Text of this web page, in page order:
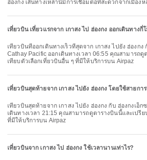
ฮ่องกง เส้นทางเหล่านี้มีการเชื่อมต่อที่สะดวกจากเมืองห
เที่ยวบิน เที่ยวแรกจาก เกาสง ไป ฮ่องกง ออกเดินทางกี่
เที่ยวบินที่ออกเดินทางเร็วที่สุดจาก เกาสง ไปยัง ฮ่องกง กับ คาเธ่ย์แปซิฟิค /
Cathay Pacific ออกเดินทางเวลา 06:55 คุณสามารถดู
เทียบตัวเลือกเที่ยวบินอื่น ๆ ที่มีให้บริการบน Airpaz
เที่ยวบินสุดท้ายจาก เกาสง ไปยัง ฮ่องกง โดยใช้สายกา
เที่ยวบินสุดท้ายจาก เกาสง ไปยัง ฮ่องกง กับ ฮ่องกงเอ็กซเพรส / HKExpress ออก
เดินทางเวลา 21:15 คุณสามารถดูตารางบินนี้และเปรี
ที่มีให้บริการบน Airpaz
เที่ยวบินจาก เกาสง ไป ฮ่องกง ใช้เวลานานเท่าไร?